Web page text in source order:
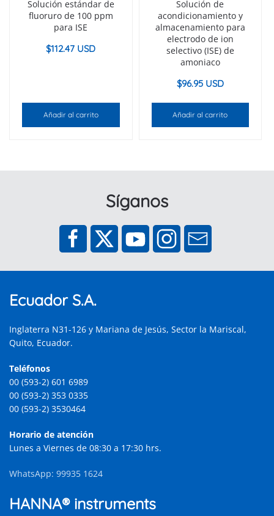
Solución estándar de
fluoruro de 100 ppm
para ISE
$112.47 USD
Añadir al carrito
Solución de
acondicionamiento y
almacenamiento para
electrodo de ion
selectivo (ISE) de
amoniaco
$96.95 USD
Añadir al carrito
Síganos
Ecuador S.A.
Inglaterra N31-126 y Mariana de Jesús, Sector la Mariscal,
Quito, Ecuador.
Teléfonos
00 (593-2) 601 6989
00 (593-2) 353 0335
00 (593-2) 3530464
Horario de atención
Lunes a Viernes de 08:30 a 17:30 hrs.
WhatsApp: 99935 1624
HANNA® instruments